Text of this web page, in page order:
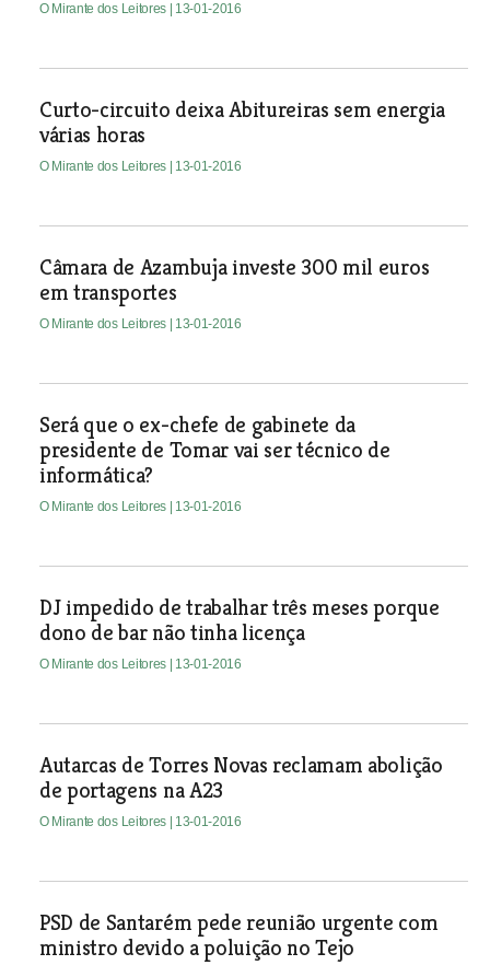
O Mirante dos Leitores | 13-01-2016
Curto-circuito deixa Abitureiras sem energia
várias horas
O Mirante dos Leitores | 13-01-2016
Câmara de Azambuja investe 300 mil euros
em transportes
O Mirante dos Leitores | 13-01-2016
Será que o ex-chefe de gabinete da
presidente de Tomar vai ser técnico de
informática?
O Mirante dos Leitores | 13-01-2016
DJ impedido de trabalhar três meses porque
dono de bar não tinha licença
O Mirante dos Leitores | 13-01-2016
Autarcas de Torres Novas reclamam abolição
de portagens na A23
O Mirante dos Leitores | 13-01-2016
PSD de Santarém pede reunião urgente com
ministro devido a poluição no Tejo